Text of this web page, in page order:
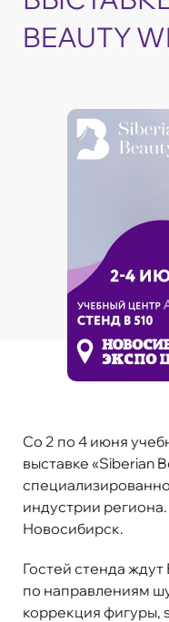
BEAUTY
Cо 2 по 4 июня
выставке «Siberian
индустрии
Новосибирск.
Гостей стенда
по направлениям
коррекция фигуры,